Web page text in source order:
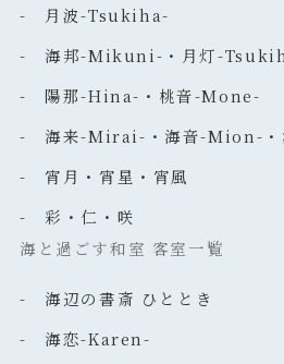
- 月波-Tsukiha-
- 海邦-Mikuni-・月灯-
- 陽那-Hina-・桃音-Mone-
- 海来-Mirai-・海音-Mion-
- 宵月・宵星・宵風
- 彩・仁・咲
海と過ごす和室 客室一覧
- 海辺の書斎 ひととき
- 海恋-Karen-